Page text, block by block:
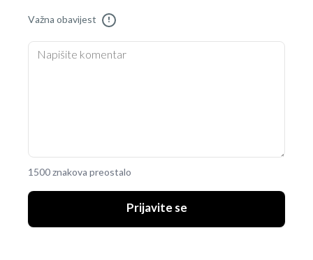
Važna obavijest !
1500 znakova preostalo
Prijavite se